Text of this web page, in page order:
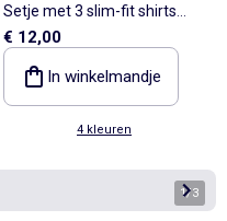
Setje met 3 slim-fit shirts
met korte mouw
€ 12,00
In winkelmandje
4 kleuren
1/3